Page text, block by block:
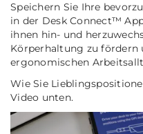
Speichern Sie Ihre
in der Desk Connect™
ihnen hin- und
Körperhaltung zu fördern
ergonomischen
Wie Sie
Video unten.